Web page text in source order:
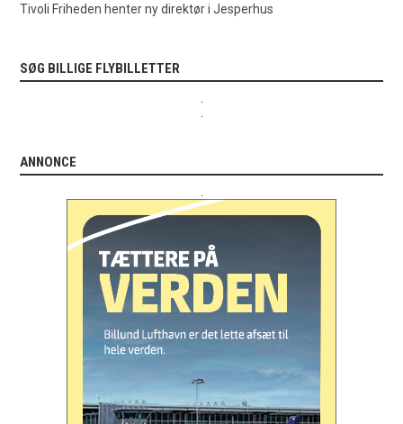
Tivoli Friheden henter ny direktør i Jesperhus
SØG BILLIGE FLYBILLETTER
ANNONCE